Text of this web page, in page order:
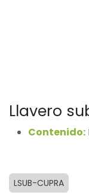
Llavero
Contenido:
LSUB-CUPRA